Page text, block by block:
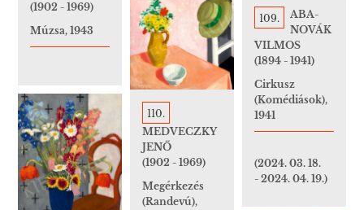
(1902 - 1969)
Múzsa, 1943
109.
ABA-
NOVÁK
VILMOS
(1894 - 1941)
Cirkusz
(Komédiások),
1941
(2024. 03. 18.
- 2024. 04. 19.)
110.
MEDVECZKY
JENŐ
(1902 - 1969)
Megérkezés
(Randevú),